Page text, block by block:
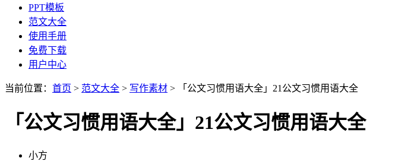
PPT模板
范文大全
使用手册
免费下载
用户中心
当前位置： 首页 > 范文大全 > 写作素材 > 「公文习惯用语大全」21公文习惯用语大全
「公文习惯用语大全」21公文习惯用语大全
小方